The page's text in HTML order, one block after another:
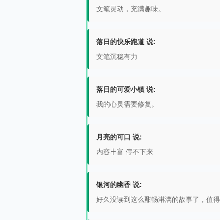
文笔灵动，充满趣味。
落日的快乐跑道 说:
文笔沉稳有力
落日的可爱小镇 说:
我的心灵需要修复。
月亮的可口 说:
内容丰富 停不下来
银河的幽香 说:
好久没读到这么酣畅淋漓的故事了，值